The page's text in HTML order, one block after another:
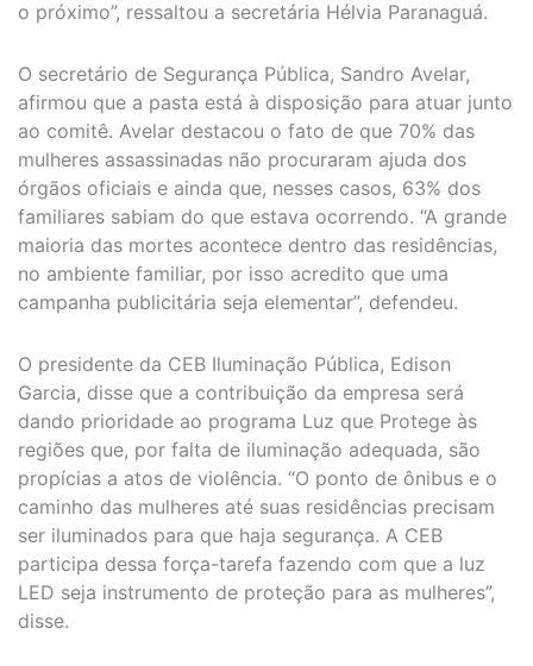
o próximo”, ressaltou a secretária Hélvia Paranaguá.
O secretário de Segurança Pública, Sandro Avelar,
afirmou que a pasta está à disposição para atuar junto
ao comitê. Avelar destacou o fato de que 70% das
mulheres assassinadas não procuraram ajuda dos
órgãos oficiais e ainda que, nesses casos, 63% dos
familiares sabiam do que estava ocorrendo. “A grande
maioria das mortes acontece dentro das residências,
no ambiente familiar, por isso acredito que uma
campanha publicitária seja elementar”, defendeu.
O presidente da CEB Iluminação Pública, Edison
Garcia, disse que a contribuição da empresa será
dando prioridade ao programa Luz que Protege às
regiões que, por falta de iluminação adequada, são
propícias a atos de violência. “O ponto de ônibus e o
caminho das mulheres até suas residências precisam
ser iluminados para que haja segurança. A CEB
participa dessa força-tarefa fazendo com que a luz
LED seja instrumento de proteção para as mulheres”,
disse.